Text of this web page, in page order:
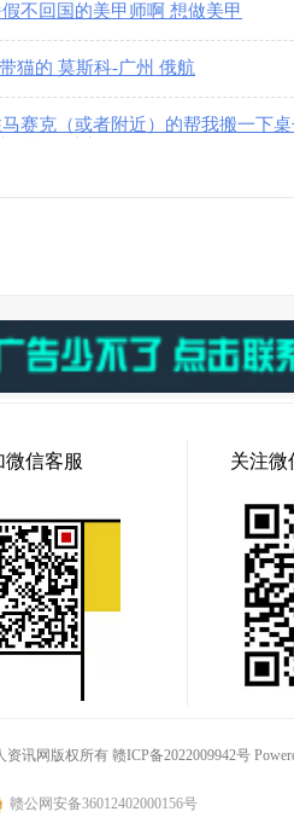
不回国的美甲师啊 想做美甲
猫的 莫斯科-广州 俄航
赛克（或者附近）的帮我搬一下
信客服 关注微
资讯网版权所有 赣ICP备2022009942号
赣公网安备36012402000156号